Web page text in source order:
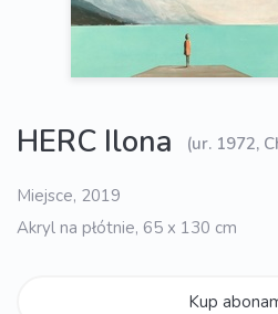
HERC Ilona (ur. 1972,
Miejsce, 2019
Akryl na płótnie, 65 x 130 cm
Kup